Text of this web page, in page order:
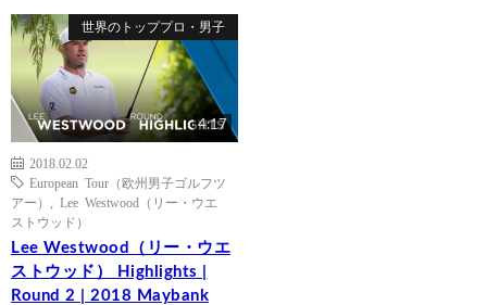
世界のトッププロ・男子
4:17
2018.02.02
European Tour（欧州男子ゴルフツ
アー）
Lee Westwood（リー・ウエ
ストウッド）
Lee Westwood（リー・ウエ
ストウッド） Highlights |
Round 2 | 2018 Maybank